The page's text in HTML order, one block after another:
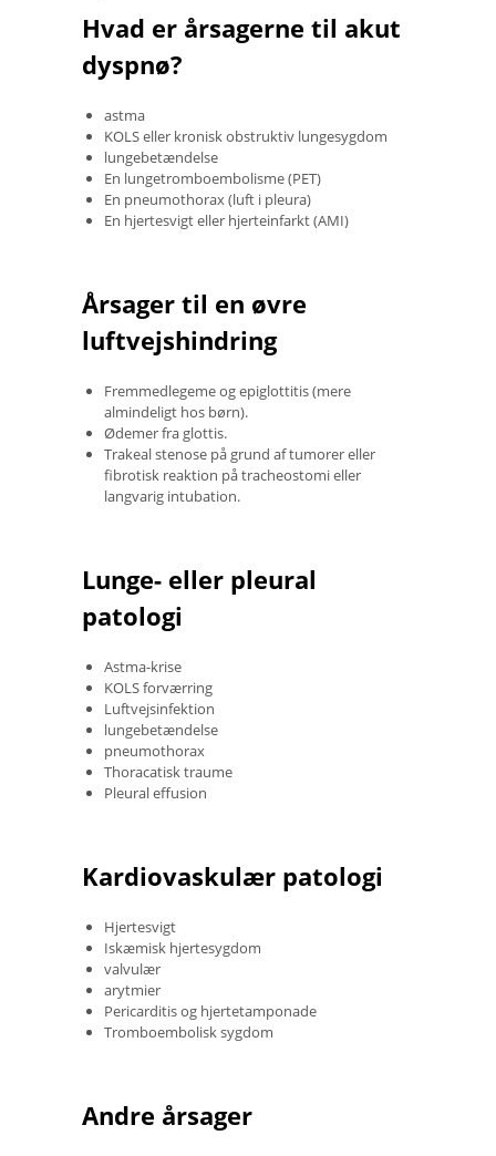
Hvad er årsagerne til akut
dyspnø?
astma
KOLS eller kronisk obstruktiv lungesygdom
lungebetændelse
En lungetromboembolisme (PET)
En pneumothorax (luft i pleura)
En hjertesvigt eller hjerteinfarkt (AMI)
Årsager til en øvre
luftvejshindring
Fremmedlegeme og epiglottitis (mere
almindeligt hos børn).
Ødemer fra glottis.
Trakeal stenose på grund af tumorer eller
fibrotisk reaktion på tracheostomi eller
langvarig intubation.
Lunge- eller pleural
patologi
Astma-krise
KOLS forværring
Luftvejsinfektion
lungebetændelse
pneumothorax
Thoracatisk traume
Pleural effusion
Kardiovaskulær patologi
Hjertesvigt
Iskæmisk hjertesygdom
valvulær
arytmier
Pericarditis og hjertetamponade
Tromboembolisk sygdom
Andre årsager